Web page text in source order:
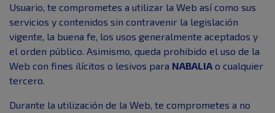
Usuario, te comprometes a utilizar la Web así como sus
servicios y contenidos sin contravenir la legislación
vigente, la buena fe, los usos generalmente aceptados y
el orden público. Asimismo, queda prohibido el uso de la
Web con fines ilícitos o lesivos para NABALIA o cualquier
tercero.
Durante la utilización de la Web, te comprometes a no